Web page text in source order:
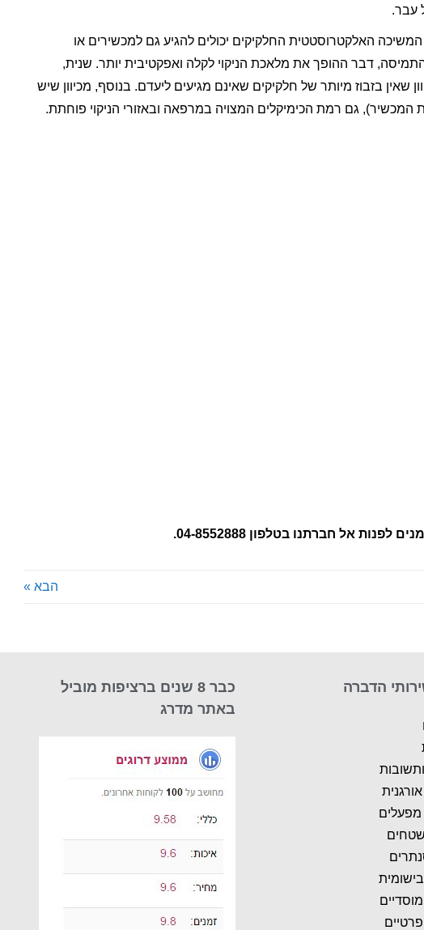
עבר.
האלקטרוסטטית החלקיקים יכולים להגיע גם למכשירים או
דבר ההופך את מלאכת הניקוי לקלה ואפקטיבית יותר. שנית,
בזבוז מיותר של חלקיקים שאינם מגיעים ליעדם. בנוסף, מכיוון שיש
גם רמת הכימיקלים המצויה במרפאה ובאזורי הניקוי פוחתת.
אל חברתנו בטלפון 04-8552888.
הבא »
הדברה
כבר 8 שנים ברציפות מוביל
באתר מדרג